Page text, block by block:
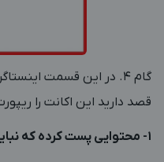
گام 4. در این قسمت
قصد دارید این اکانت را
1- محتوایی پست کرده که نباید!